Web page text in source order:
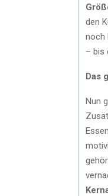
den
noch
– bis
Das
Nun